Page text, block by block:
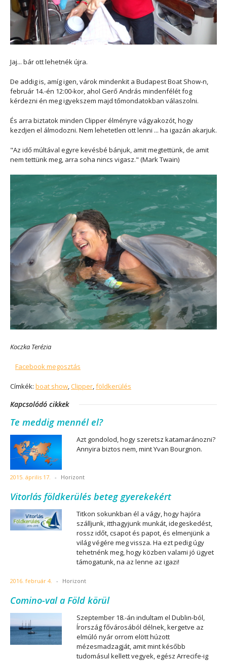
Jaj... bár ott lehetnék újra.
De addig is, amíg igen, várok mindenkit a Budapest Boat Show-n,
február 14.-én 12:00-kor, ahol Gerő András mindenfélét fog
kérdezni én meg igyekszem majd tőmondatokban válaszolni.
És arra biztatok minden Clipper élményre vágyakozót, hogy
kezdjen el álmodozni. Nem lehetetlen ott lenni ... ha igazán akarjuk.
"Az idő múltával egyre kevésbé bánjuk, amit megtettünk, de amit
nem tettünk meg, arra soha nincs vigasz." (Mark Twain)
Koczka Terézia
Facebook megosztás
Címkék: boat show,Clipper,földkerülés
Kapcsolódó cikkek
Te meddig mennél el?
Azt gondolod, hogy szeretsz katamaránozni?
Annyira biztos nem, mint Yvan Bourgnon.
2015. április 17. - Horizont
Vitorlás földkerülés beteg gyerekekért
Titkon sokunkban él a vágy, hogy hajóra
szálljunk, itthagyjunk munkát, idegeskedést,
rossz időt, csapot és papot, és elmenjünk a
világ végére meg vissza. Ha ezt pedig úgy
tehetnénk meg, hogy közben valami jó ügyet
támogatunk, na az lenne az igazi!
2016. február 4. - Horizont
Comino-val a Föld körül
Szeptember 18.-án indultam el Dublin-ból,
Írország fővárosából délnek, kergetve az
elmúló nyár orrom elött húzott
mézesmadzagját, amit mint később
tudomásul kellett vegyek, egész Arrecife-ig